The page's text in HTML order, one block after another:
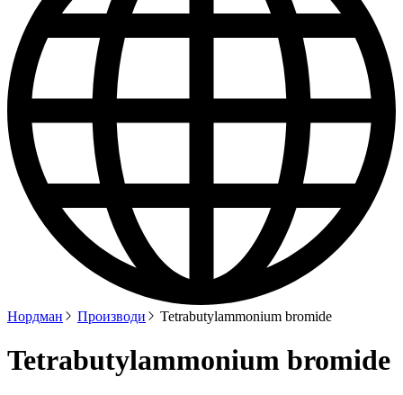
Нордман Производи Tetrabutylammonium bromide
Tetrabutylammonium bromide